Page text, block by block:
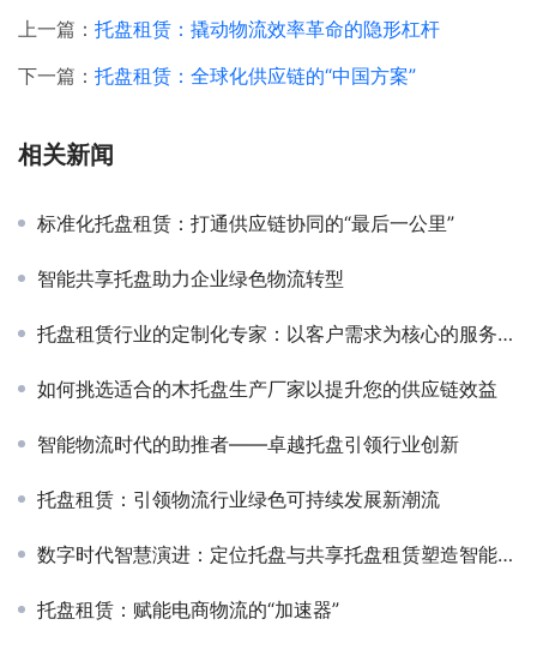
上一篇： 托盘租赁：撬动物流效率革命的隐形杠杆
下一篇： 托盘租赁：全球化供应链的“中国方案”
相关新闻
标准化托盘租赁：打通供应链协同的“最后一公里”
智能共享托盘助力企业绿色物流转型
托盘租赁行业的定制化专家：以客户需求为核心的服务创新
如何挑选适合的木托盘生产厂家以提升您的供应链效益
智能物流时代的助推者——卓越托盘引领行业创新
托盘租赁：引领物流行业绿色可持续发展新潮流
数字时代智慧演进：定位托盘与共享托盘租赁塑造智能物流生态
托盘租赁：赋能电商物流的“加速器”